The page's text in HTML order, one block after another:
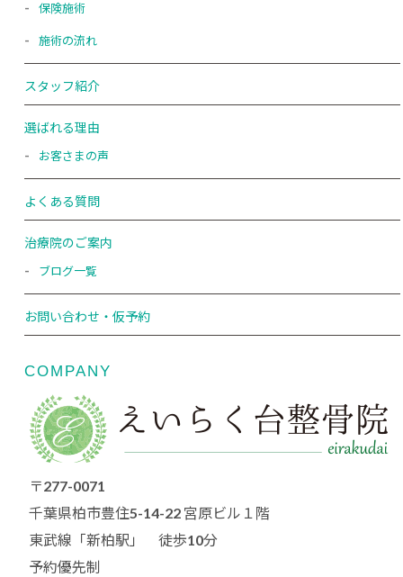
保険施術
施術の流れ
スタッフ紹介
選ばれる理由
お客さまの声
よくある質問
治療院のご案内
ブログ一覧
お問い合わせ・仮予約
COMPANY
〒277-0071
千葉県柏市豊住5-14-22 宮原ビル１階
東武線「新柏駅」 徒歩10分
予約優先制